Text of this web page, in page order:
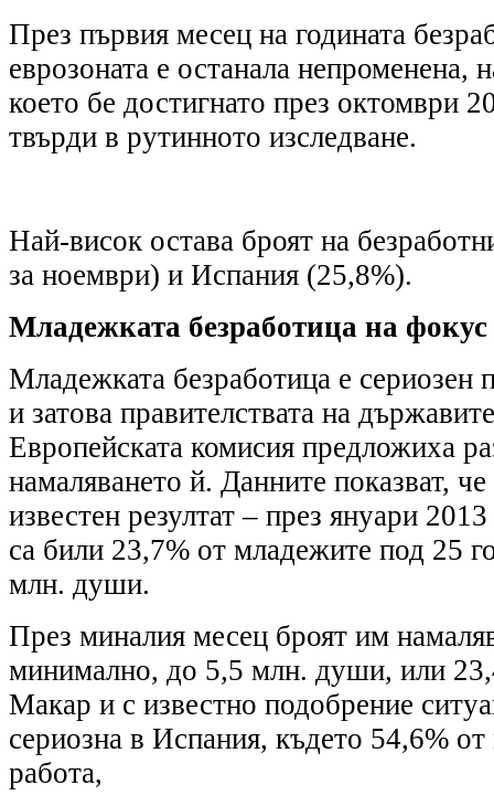
През първия месец на годината
еврозоната е останала непроменена,
което бе достигнато през октомври
твърди в рутинното изследване.
Най-висок остава броят на
за ноември) и Испания (25,8%).
Младежката безработица на фокус
Младежката безработица е сериозен
и затова правителствата на
Европейската комисия предложиха
намаляването й. Данните показват,
известен резултат – през януари
са били 23,7% от младежите под 25
млн. души.
През миналия месец броят им
минимално, до 5,5 млн. души, или
Макар и с известно подобрение
сериозна в Испания, където 54,6%
работа,